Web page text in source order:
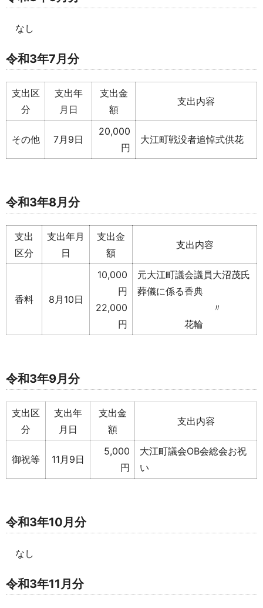
なし
令和3年7月分
支出区
分
支出年
月日
支出金
額
支出内容
その他 7月9日
20,000
円
大江町戦没者追悼式供花
令和3年8月分
支出
区分
支出年月
日
支出金
額
支出内容
香料 8月10日
10,000
円
22,000
円
元大江町議会議員大沼茂氏
葬儀に係る香典
〃
花輪
令和3年9月分
支出区
分
支出年
月日
支出金
額
支出内容
御祝等 11月9日
5,000
円
大江町議会OB会総会お祝
い
令和3年10月分
なし
令和3年11月分